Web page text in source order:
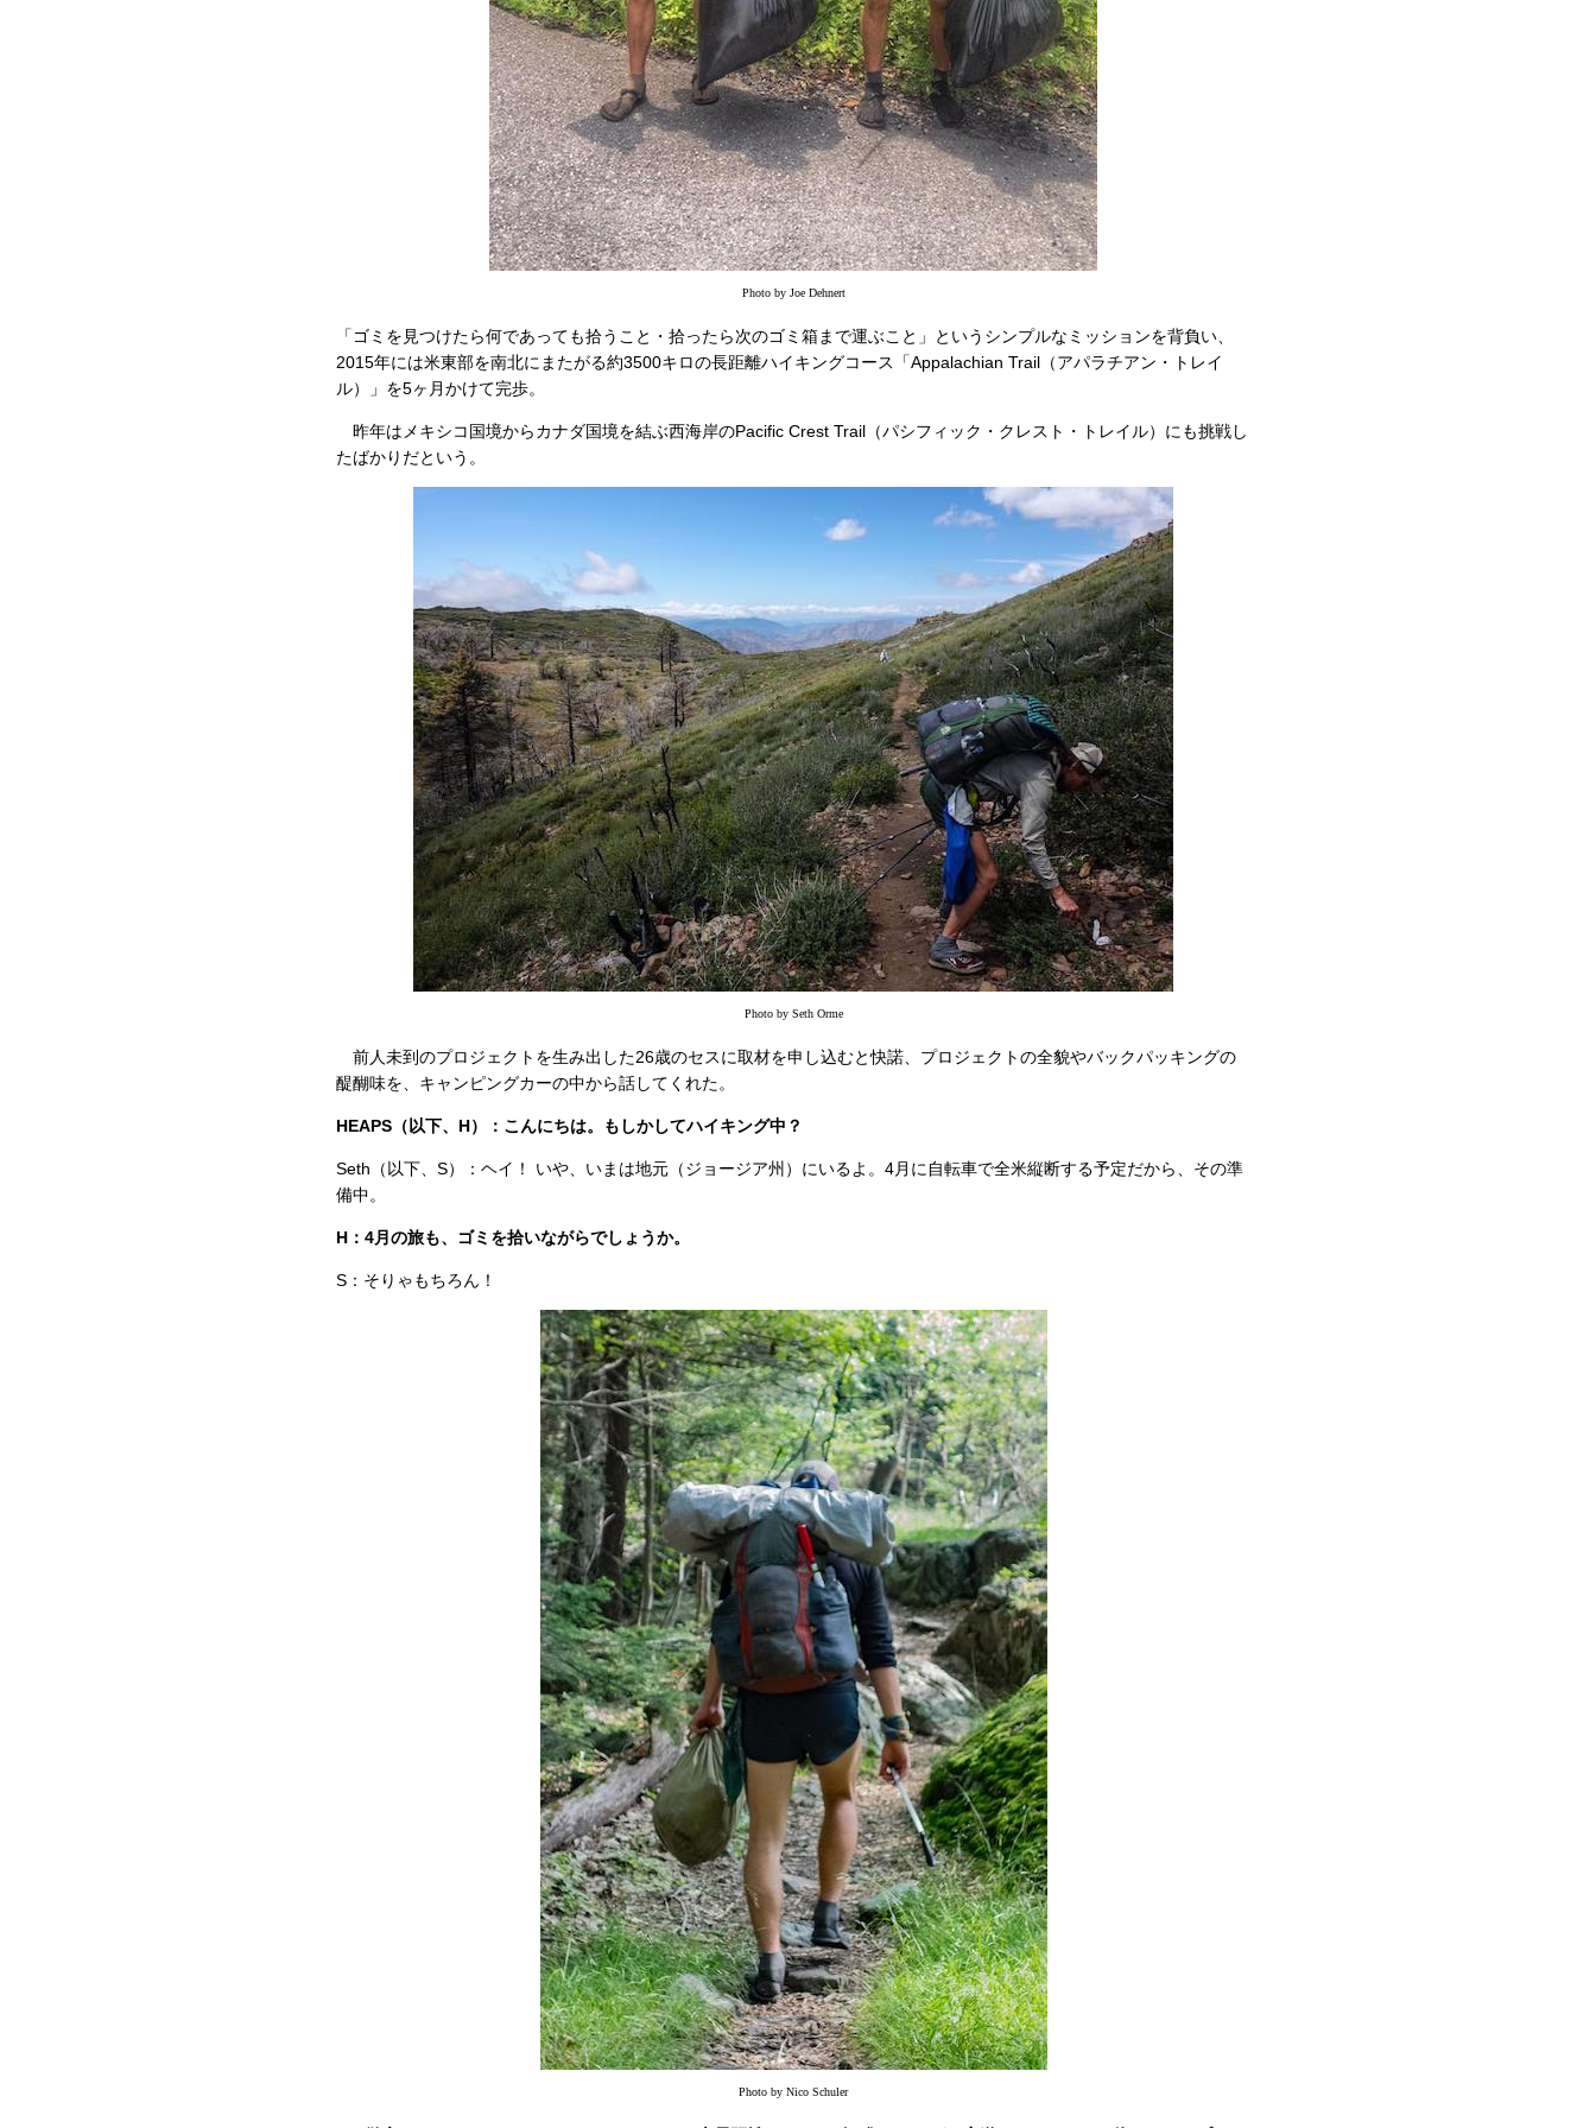
Photo by Joe Dehnert
「ゴミを見つけたら何であっても拾うこと・拾ったら次のゴミ箱まで運ぶこと」というシンプルなミッションを背負い、
2015年には米東部を南北にまたがる約3500キロの長距離ハイキングコース「Appalachian Trail（アパラチアン・トレイ
ル）」を5ヶ月かけて完歩。
昨年はメキシコ国境からカナダ国境を結ぶ西海岸のPacific Crest Trail（パシフィック・クレスト・トレイル）にも挑戦し
たばかりだという。
Photo by Seth Orme
前人未到のプロジェクトを生み出した26歳のセスに取材を申し込むと快諾、プロジェクトの全貌やバックパッキングの
醍醐味を、キャンピングカーの中から話してくれた。
HEAPS（以下、H）：こんにちは。もしかしてハイキング中？
Seth（以下、S）：ヘイ！ いや、いまは地元（ジョージア州）にいるよ。4月に自転車で全米縦断する予定だから、その準
備中。
H：4月の旅も、ゴミを拾いながらでしょうか。
S：そりゃもちろん！
Photo by Nico Schuler